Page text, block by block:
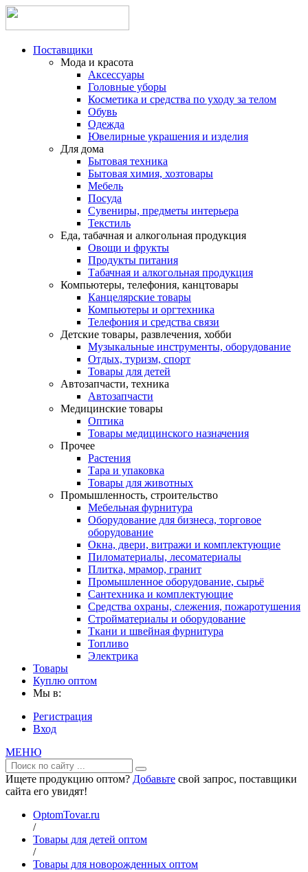
Поставщики
Мода и красота
Аксессуары
Головные уборы
Косметика и средства по уходу за телом
Обувь
Одежда
Ювелирные украшения и изделия
Для дома
Бытовая техника
Бытовая химия, хозтовары
Мебель
Посуда
Сувениры, предметы интерьера
Текстиль
Еда, табачная и алкогольная продукция
Овощи и фрукты
Продукты питания
Табачная и алкогольная продукция
Компьютеры, телефония, канцтовары
Канцелярские товары
Компьютеры и оргтехника
Телефония и средства связи
Детские товары, развлечения, хобби
Музыкальные инструменты, оборудование
Отдых, туризм, спорт
Товары для детей
Автозапчасти, техника
Автозапчасти
Медицинские товары
Оптика
Товары медицинского назначения
Прочее
Растения
Тара и упаковка
Товары для животных
Промышленность, строительство
Мебельная фурнитура
Оборудование для бизнеса, торговое
оборудование
Окна, двери, витражи и комплектующие
Пиломатериалы, лесоматериалы
Плитка, мрамор, гранит
Промышленное оборудование, сырьё
Сантехника и комплектующие
Средства охраны, слежения, пожаротушения
Стройматериалы и оборудование
Ткани и швейная фурнитура
Топливо
Электрика
Товары
Куплю оптом
Мы в:
Регистрация
Вход
МЕНЮ
Ищете продукцию оптом? Добавьте свой запрос, поставщики
сайта его увидят!
OptomTovar.ru
/
Товары для детей оптом
/
Товары для новорожденных оптом